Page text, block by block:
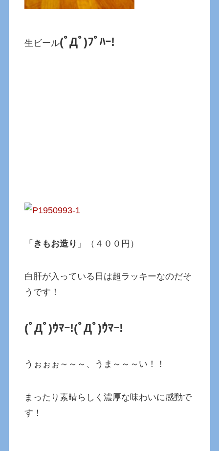
生ビール(ﾟДﾟ)ﾌﾟﾊｰ!
「 きもお造り 」（４００円）
白肝が入っている日は超ラッキーなのだそ
うです！
(ﾟДﾟ)ｳﾏｰ!(ﾟДﾟ)ｳﾏｰ!
うぉぉぉ～～～、うま～～～い！！
まったり素晴らしく濃厚な味わいに感動で
す！